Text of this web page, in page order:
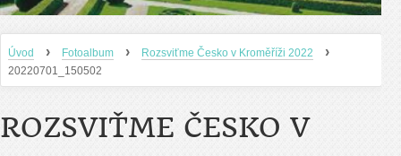
Úvod › Fotoalbum › Rozsviťme Česko v Kroměříži 2022 ›
20220701_150502
ROZSVIŤME ČESKO V